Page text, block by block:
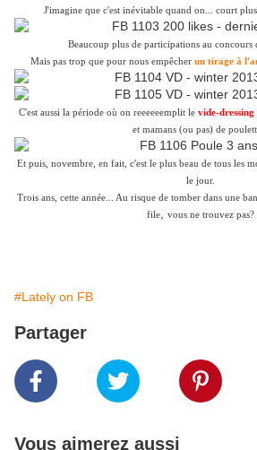
J'imagine que c'est inévitable quand on... court
Beaucoup plus de participations au
Mais pas trop que pour nous empêcher un tirage à
C'est aussi la période où on reeeeeemplit le vide-dressing
et mamans (ou pas) de
Et puis, novembre, en fait, c'est le plus beau de tous les
le jour.
Trois ans, cette année... Au risque de tomber dans une
file
vous ne trouvez pas?
#Lately on FB
Partager
Vous aimerez aussi